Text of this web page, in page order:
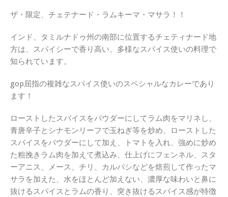
ザ・限定、チェテナード・ラムキーマ・マサラ！！
インド、タミルナドゥ州の南部に位置するチェティナード地
方は、スパイシーで香り高い、多様なスパイス使いの料理で
知られています。
gop屈指の複雑なスパイス使いのスペシャルなカレーであり
ます！
ローストしたスパイスをパウダーにしてラム肉をマリネし、
青唐辛子とシナモンリーフで玉ねぎ等を炒め、ローストした
スパイスをパウダーにして加え、トマトを入れ、強めに炒め
た粗挽きラム肉を加えて煮込み、仕上げにフェンネル、スタ
ーアニス、メース、チリ、カルパシなどを焙煎して作ったマ
サラを加えた、水をほとんど加えない、濃厚な味わいと鼻に
抜けるスパイスとラムの香り、突き抜けるスパイス感が特徴